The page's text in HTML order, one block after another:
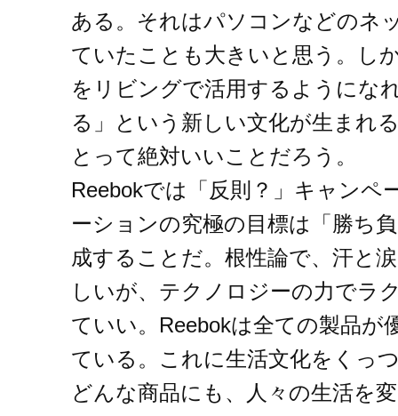
ある。それはパソコンなどのネ
ていたことも大きいと思う。し
をリビングで活用するようにな
る」という新しい文化が生まれ
とって絶対いいことだろう。
Reebokでは「反則？」キャン
ーションの究極の目標は「勝ち
成することだ。根性論で、汗と
しいが、テクノロジーの力でラ
ていい。Reebokは全ての製品が
ている。これに生活文化をくっ
どんな商品にも、人々の生活を